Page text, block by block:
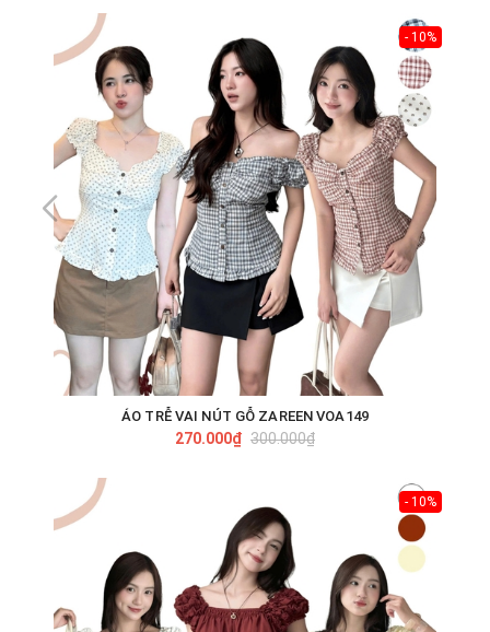
- 10%
ÁO TRỄ VAI NÚT GỖ ZAREEN VOA149
270.000₫ 300.000₫
- 10%